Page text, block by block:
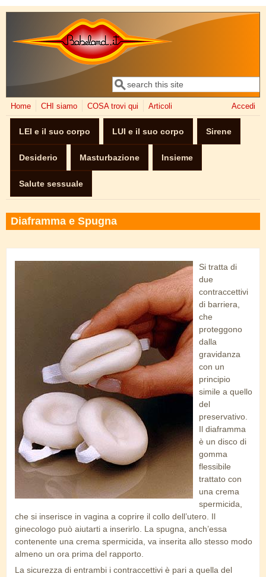
Salta al contenuto principale
Form di ricerca
Cerca
Home CHI siamo COSA trovi qui Articoli Accedi
LEI e il suo corpo LUI e il suo corpo Sirene
Desiderio Masturbazione Insieme
Salute sessuale
Diaframma e Spugna
Si tratta di
due
contraccettivi
di barriera,
che
proteggono
dalla
gravidanza
con un
principio
simile a quello
del
preservativo.
Il diaframma
è un disco di
gomma
flessibile
trattato con
una crema
spermicida,
che si inserisce in vagina a coprire il collo dell’utero. Il
ginecologo può aiutarti a inserirlo. La spugna, anch’essa
contenente una crema spermicida, va inserita allo stesso modo
almeno un ora prima del rapporto.
La sicurezza di entrambi i contraccettivi è pari a quella del